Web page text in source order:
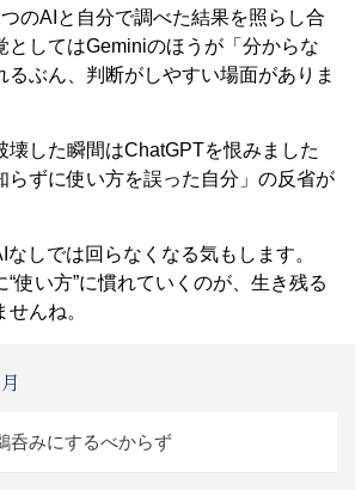
のAIと自分で調べた結果を照らし合
としてはGeminiのほうが「分からな
るぶん、判断がしやすい場面がありま
壊した瞬間はChatGPTを恨みました
らずに使い方を誤った自分」の反省が
しでは回らなくなる気もします。
使い方”に慣れていくのが、生き残る
んね。
呑みにするべからず